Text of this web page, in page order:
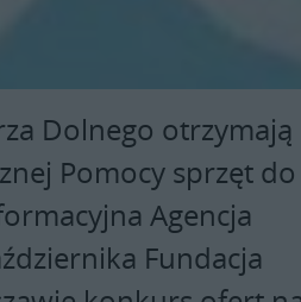
Dolnego otrzymają
Pomocy sprzęt do
Agencja
Fundacja